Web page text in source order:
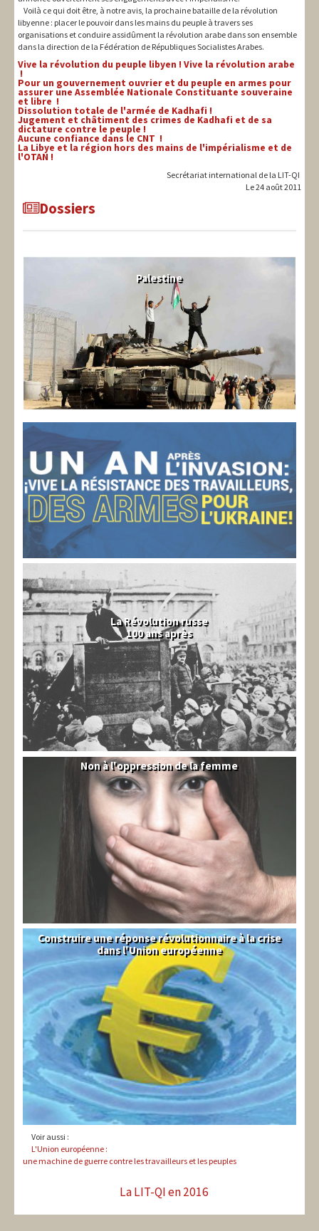
Voilà ce qui doit être, à notre avis, la prochaine bataille de la révolution
libyenne : placer le pouvoir dans les mains du peuple à travers ses
organisations et conduire assidûment la révolution arabe dans son ensemble
dans la direction de la Fédération de Républiques Socialistes Arabes.
Vive la révolution du peuple libyen ! Vive la révolution arabe
!
Pour un gouvernement ouvrier et du peuple en armes pour
assurer une Assemblée Nationale Constituante souveraine
et libre !
Dissolution totale de l'armée de Kadhafi !
Jugement et châtiment des crimes de Kadhafi et de sa
dictature contre le peuple !
Aucune confiance dans le CNT !
La Libye et la région hors des mains de l'impérialisme et de
l'OTAN !
Secrétariat international de la LIT-QI
Le 24 août 2011
Dossiers
Palestine
La Révolution russe
100 ans après
Syrie
Non à l'oppression de la femme
Syndical
Construire une réponse révolutionnaire à la crise
dans l'Union européenne
Voir aussi :
L'Union européenne :
une machine de guerre contre les travailleurs et les peuples
La LIT-QI en 2016